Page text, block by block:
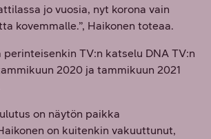
jo vuosia, nyt korona vain
kovemmalle.”, Haikonen toteaa.
TV:n katselu DNA TV:n
2020 ja tammikuun 2021
on näytön paikka
on kuitenkin vakuuttunut,